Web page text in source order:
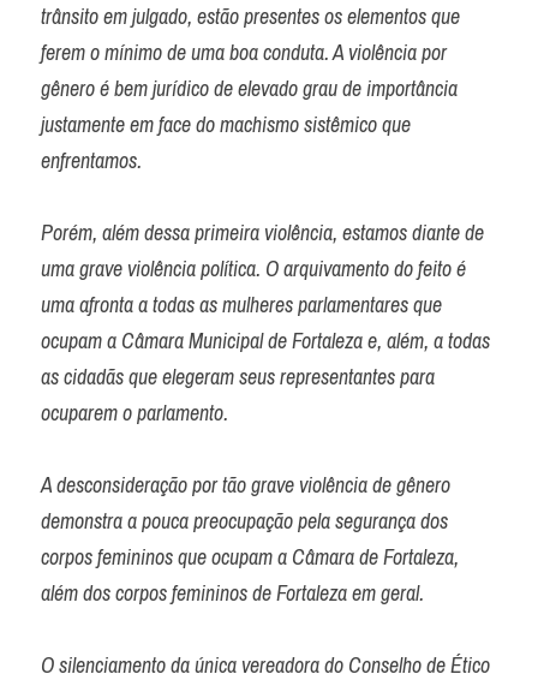
trânsito em julgado, estão presentes os elementos que
ferem o mínimo de uma boa conduta. A violência por
gênero é bem jurídico de elevado grau de importância
justamente em face do machismo sistêmico que
enfrentamos.
Porém, além dessa primeira violência, estamos diante de
uma grave violência política. O arquivamento do feito é
uma afronta a todas as mulheres parlamentares que
ocupam a Câmara Municipal de Fortaleza e, além, a todas
as cidadãs que elegeram seus representantes para
ocuparem o parlamento.
A desconsideração por tão grave violência de gênero
demonstra a pouca preocupação pela segurança dos
corpos femininos que ocupam a Câmara de Fortaleza,
além dos corpos femininos de Fortaleza em geral.
O silenciamento da única vereadora do Conselho de Ético